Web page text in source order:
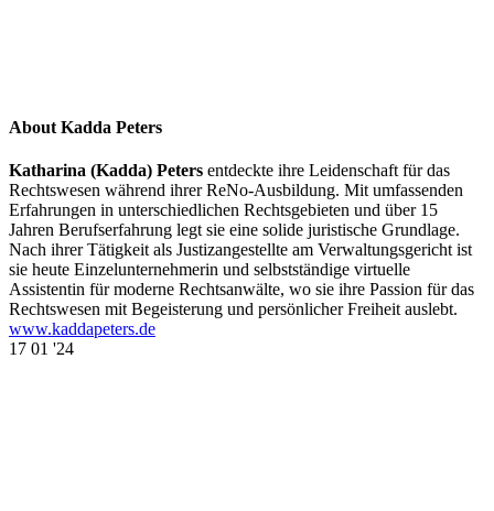
About Kadda Peters
Katharina (Kadda) Peters entdeckte ihre Leidenschaft für das
Rechtswesen während ihrer ReNo-Ausbildung. Mit umfassenden
Erfahrungen in unterschiedlichen Rechtsgebieten und über 15
Jahren Berufserfahrung legt sie eine solide juristische Grundlage.
Nach ihrer Tätigkeit als Justizangestellte am Verwaltungsgericht ist
sie heute Einzelunternehmerin und selbstständige virtuelle
Assistentin für moderne Rechtsanwälte, wo sie ihre Passion für das
Rechtswesen mit Begeisterung und persönlicher Freiheit auslebt.
www.kaddapeters.de
17 01 '24